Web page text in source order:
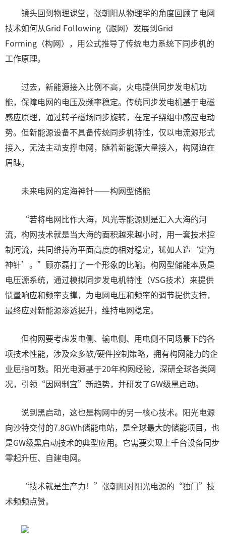
镜头回到物理课堂，张朝阳从物理学的角度回顾了电网
技术如何从Grid Following（跟网）发展到Grid
Forming（构网），用公式推导了传统电力系统下同步机的
工作原理。
过去，新能源接入比例不高，火电提供同步发电机功
能，保障电网的电压及频率稳定。传统同步发电机基于电磁
感应原理，通过转子磁场同步旋转，在定子绕组中感应电动
势。但新能源设备不具备传统同步机特性，仅以电流源形式
接入，无法主动支撑电网，随着新能源大量接入，构网迫在
眉睫。
未来电网的定海神针——构网型储能
“若将电网比作大海，风光等能源则是汇入大海的河
流，构网技术就是当大海的面积越来越小时，用一套技术控
制河流，共同维持海平面高度的相对稳定，犹如人造‘定海
神针’。”顾亦磊打了一个形象的比喻。构网型储能本质是
电压源系统，通过模拟同步发电机特性（VSG技术）来提供
惯量响应和频率支撑，为电网电压和频率的调节提供支持，
最终应对新能源渗透提升，维持电网稳定。
但构网要考虑发电侧、输电侧、用电侧不同场景下的各
项技术性能，涉及众多软/硬件控制策略，拥有构网能力的企
业屈指可数。阳光电源基于20年构网经验，深研全球各类网
况，引领“因网制宜”新趋势，并研发了GW级黑启动。
说到黑启动，这也是构网中的另一核心技术。阳光电源
向沙特交付的7.8GWh储能电站，是全球最大的储能项目，也
是GW级黑启动技术的典型应用。它需要实现上千台设备同步
零起升压、自建电网。
“技术就是生产力！”张朝阳对阳光电源的“独门”技
术频频点赞。